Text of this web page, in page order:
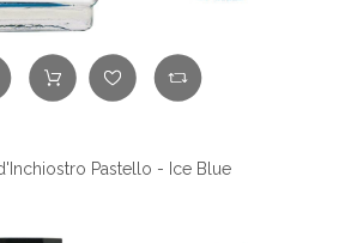
Pastello - Ice Blue